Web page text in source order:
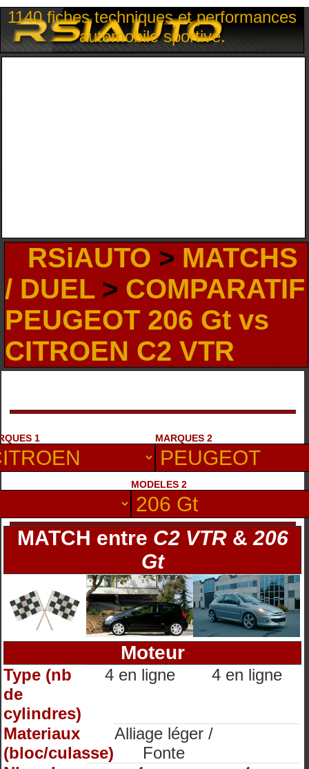
1140 fiches techniques et performances
automobile sportive.
RSiAUTO > MATCHS
/ DUEL> COMPARATIF
PEUGEOT 206 Gt vs
CITROEN C2 VTR
1 MARQUES 2
MODELES 2
MATCH entre C2 VTR&206
Gt
Moteur
Type (nb
de
cylindres)
4 en ligne 4 en ligne
Materiaux
(bloc/culasse)
Alliage léger /
Fonte